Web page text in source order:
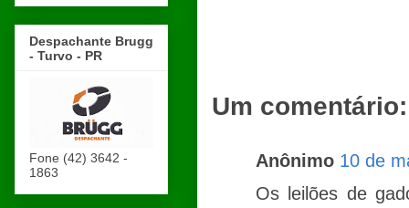
Um comentário:
Anônimo 10 de
Os leilões de
Despachante Brugg
- Turvo - PR
Fone (42) 3642 -
1863